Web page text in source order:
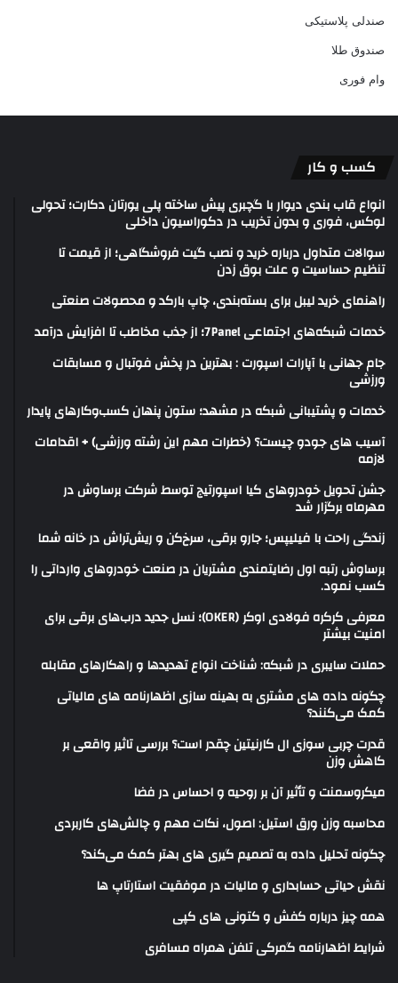
صندلی پلاستیکی
صندوق طلا
وام فوری
کسب و کار
انواع قاب بندی دیوار با گچبری پیش ساخته پلی یورتان دکارت؛ تحولی
لوکس، فوری و بدون تخریب در دکوراسیون داخلی
سوالات متداول درباره خرید و نصب گیت فروشگاهی؛ از قیمت تا
تنظیم حساسیت و علت بوق زدن
راهنمای خرید لیبل برای بسته‌بندی، چاپ بارکد و محصولات صنعتی
خدمات شبکه‌های اجتماعی 7Panel؛ از جذب مخاطب تا افزایش درآمد
جام جهانی با آپارات اسپورت : بهترین در پخش فوتبال و مسابقات
ورزشی
خدمات و پشتیبانی شبکه در مشهد؛ ستون پنهان کسب‌وکارهای پایدار
آسیب های جودو چیست؟ (خطرات مهم این رشته ورزشی) + اقدامات
لازمه
جشن تحویل خودروهای کیا اسپورتیج توسط شرکت برساوش در
مهرماه برگزار شد
زندگی راحت با فیلیپس؛ جارو برقی، سرخ‌کن و ریش‌تراش در خانه شما
برساوش رتبه اول رضایتمندی مشتریان در صنعت خودروهای وارداتی را
کسب نمود.
معرفی کرکره فولادی اوکر (OKER)؛ نسل جدید درب‌های برقی برای
امنیت بیشتر
حملات سایبری در شبکه: شناخت انواع تهدیدها و راهکارهای مقابله
چگونه داده های مشتری به بهینه سازی اظهارنامه های مالیاتی
کمک می‌کنند؟
قدرت چربی سوزی ال کارنیتین چقدر است؟ بررسی تاثیر واقعی بر
کاهش وزن
میکروسمنت و تأثیر آن بر روحیه و احساس در فضا
محاسبه وزن ورق استیل: اصول، نکات مهم و چالش‌های کاربردی
چگونه تحلیل داده به تصمیم گیری های بهتر کمک می‌کند؟
نقش حیاتی حسابداری و مالیات در موفقیت استارتاپ ها
همه چیز درباره کفش و کتونی های کپی
شرایط اظهارنامه گمرکی تلفن همراه مسافری